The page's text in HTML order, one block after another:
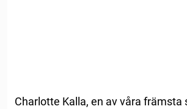
Charlotte Kalla, en av våra